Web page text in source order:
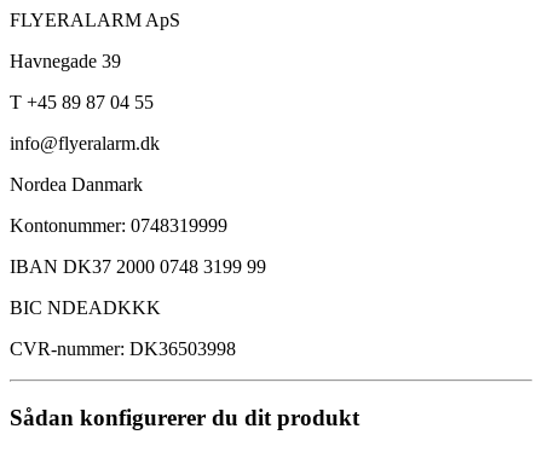
FLYERALARM ApS
Havnegade 39
T +45 89 87 04 55
info@flyeralarm.dk
Nordea Danmark
Kontonummer: 0748319999
IBAN DK37 2000 0748 3199 99
BIC NDEADKKK
CVR-nummer: DK36503998
Sådan konfigurerer du dit produkt